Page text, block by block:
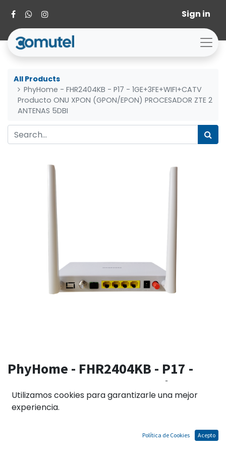
Sign in
All Products
PhyHome - FHR2404KB - P17 - 1GE+3FE+WIFI+CATV
Producto ONU XPON (GPON/EPON) PROCESADOR ZTE 2
ANTENAS 5DBI
PhyHome - FHR2404KB - P17 -
1GE+3FE+WIFI+CATV Producto
ONU XPON (GPON/EPON)
Utilizamos cookies para garantizarle una mejor
experiencia.
Política de Cookies Acepto